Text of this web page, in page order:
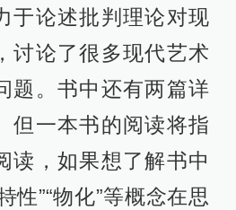
于论述批判理论对现
讨论了很多现代艺术
题。书中还有两篇详
但一本书的阅读将指
读，如果想了解书中
性”“物化”等概念在思